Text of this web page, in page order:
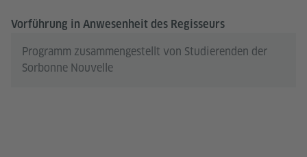
Vorführung in Anwesenheit des Regisseurs
Programm zusammengestellt von Studierenden der
Sorbonne Nouvelle